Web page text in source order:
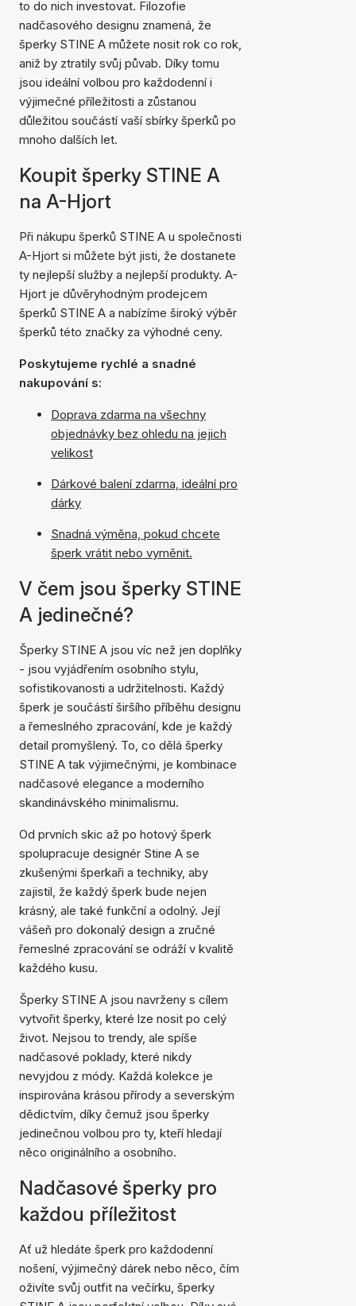
to do nich investovat. Filozofie
nadčasového designu znamená, že
šperky STINE A můžete nosit rok co rok,
aniž by ztratily svůj půvab. Díky tomu
jsou ideální volbou pro každodenní i
výjimečné příležitosti a zůstanou
důležitou součástí vaší sbírky šperků po
mnoho dalších let.
Koupit šperky STINE A
na A-Hjort
Při nákupu šperků STINE A u společnosti
A-Hjort si můžete být jisti, že dostanete
ty nejlepší služby a nejlepší produkty. A-
Hjort je důvěryhodným prodejcem
šperků STINE A a nabízíme široký výběr
šperků této značky za výhodné ceny.
Poskytujeme rychlé a snadné
nakupování s:
Doprava zdarma na všechny
objednávky bez ohledu na jejich
velikost
Dárkové balení zdarma, ideální pro
dárky
Snadná výměna, pokud chcete
šperk vrátit nebo vyměnit.
V čem jsou šperky STINE
A jedinečné?
Šperky STINE A jsou víc než jen doplňky
- jsou vyjádřením osobního stylu,
sofistikovanosti a udržitelnosti. Každý
šperk je součástí širšího příběhu designu
a řemeslného zpracování, kde je každý
detail promyšlený. To, co dělá šperky
STINE A tak výjimečnými, je kombinace
nadčasové elegance a moderního
skandinávského minimalismu.
Od prvních skic až po hotový šperk
spolupracuje designér Stine A se
zkušenými šperkaři a techniky, aby
zajistil, že každý šperk bude nejen
krásný, ale také funkční a odolný. Její
vášeň pro dokonalý design a zručné
řemeslné zpracování se odráží v kvalitě
každého kusu.
Šperky STINE A jsou navrženy s cílem
vytvořit šperky, které lze nosit po celý
život. Nejsou to trendy, ale spíše
nadčasové poklady, které nikdy
nevyjdou z módy. Každá kolekce je
inspirována krásou přírody a severským
dědictvím, díky čemuž jsou šperky
jedinečnou volbou pro ty, kteří hledají
něco originálního a osobního.
Nadčasové šperky pro
každou příležitost
Ať už hledáte šperk pro každodenní
nošení, výjimečný dárek nebo něco, čím
oživíte svůj outfit na večírku, šperky